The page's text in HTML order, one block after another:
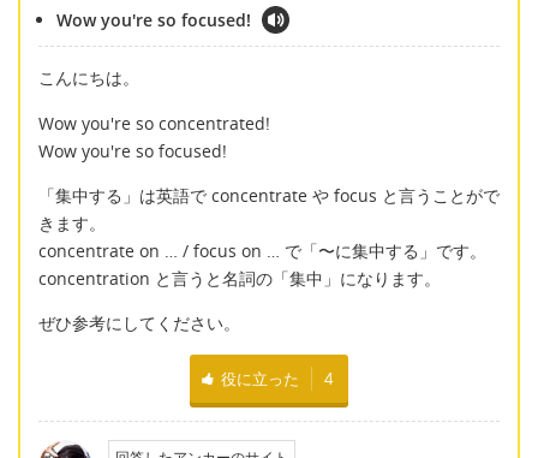
Wow you're so focused!
こんにちは。
Wow you're so concentrated!
Wow you're so focused!
「集中する」は英語で concentrate や focus と言うことがで
きます。
concentrate on … / focus on … で「〜に集中する」です。
concentration と言うと名詞の「集中」になります。
ぜひ参考にしてください。
役に立った 4